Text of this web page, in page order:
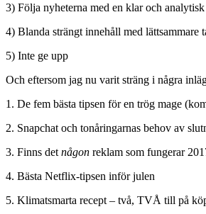
3) Följa nyheterna med en klar och
4) Blanda strängt innehåll med lättsammare
5) Inte ge upp
Och eftersom jag nu varit sträng i några
1. De fem bästa tipsen för en trög mage
2. Snapchat och tonåringarnas behov av
3. Finns det någon reklam som fungerar
4. Bästa Netflix-tipsen inför julen
5. Klimatsmarta recept – två, TVÅ till på